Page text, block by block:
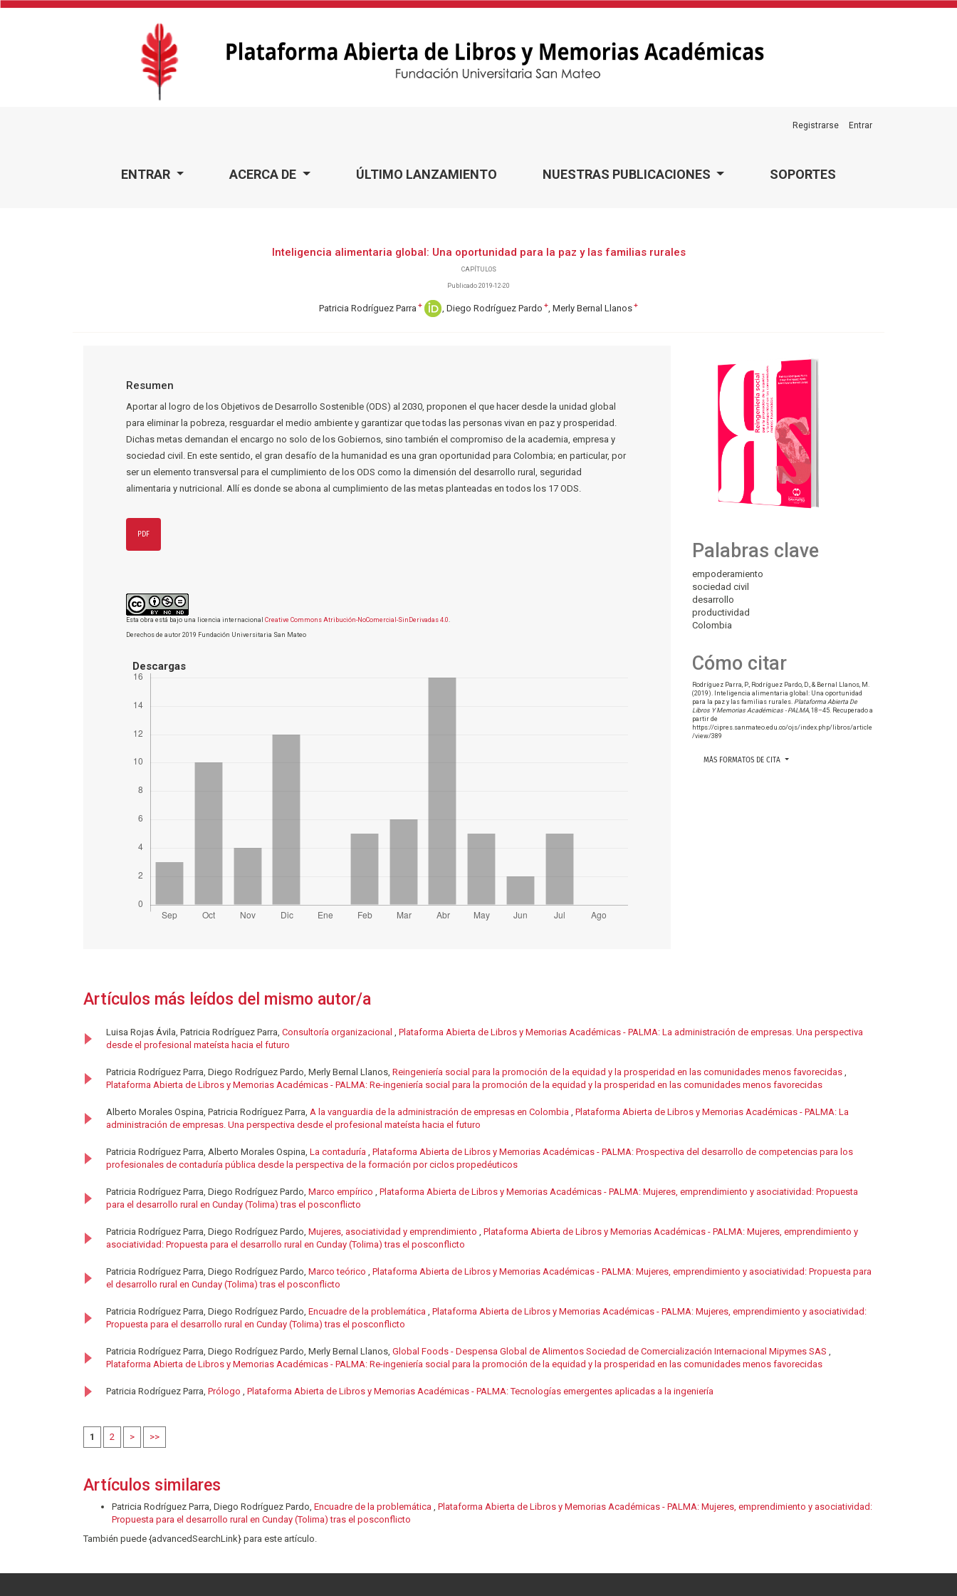
ENTRAR ACERCA DE ÚLTIMO LANZAMIENTO NUESTRAS PUBLICACIONES SOPORTES
Registrarse Entrar
Inteligencia alimentaria global: Una oportunidad para la paz y las familias rurales
CAPÍTULOS
Publicado 2019-12-20
Patricia Rodríguez Parra + Diego Rodríguez Pardo + Merly Bernal Llanos+
Palabras clave
empoderamiento
sociedad civil
desarrollo
productividad
Colombia
Cómo citar
Rodríguez Parra, P., Rodríguez Pardo, D., & Bernal Llanos, M.
(2019). Inteligencia alimentaria global: Una oportunidad
para la paz y las familias rurales. Plataforma Abierta De
Libros Y Memorias Académicas - PALMA , 18–45. Recuperado a
partir de
https://cipres.sanmateo.edu.co/ojs/index.php/libros/article
/view/389
MÁS FORMATOS DE CITA
Resumen
Aportar al logro de los Objetivos de Desarrollo Sostenible (ODS) al 2030, proponen el que hacer desde la unidad global
para eliminar la pobreza, resguardar el medio ambiente y garantizar que todas las personas vivan en paz y prosperidad.
Dichas metas demandan el encargo no solo de los Gobiernos, sino también el compromiso de la academia, empresa y
sociedad civil. En este sentido, el gran desafío de la humanidad es una gran oportunidad para Colombia; en particular, por
ser un elemento transversal para el cumplimiento de los ODS como la dimensión del desarrollo rural, seguridad
alimentaria y nutricional. Allí es donde se abona al cumplimiento de las metas planteadas en todos los 17 ODS.
PDF
Esta obra está bajo una licencia internacional Creative Commons Atribución-NoComercial-SinDerivadas 4.0.
Derechos de autor 2019 Fundación Universitaria San Mateo
Descargas
Artículos más leídos del mismo autor/a
Luisa Rojas Ávila, Patricia Rodríguez Parra, Consultoría organizacional , Plataforma Abierta de Libros y Memorias Académicas - PALMA: La administración de empresas. Una perspectiva
desde el profesional mateísta hacia el futuro
Patricia Rodríguez Parra, Diego Rodríguez Pardo, Merly Bernal Llanos, Reingeniería social para la promoción de la equidad y la prosperidad en las comunidades menos favorecidas ,
Plataforma Abierta de Libros y Memorias Académicas - PALMA: Re-ingeniería social para la promoción de la equidad y la prosperidad en las comunidades menos favorecidas
Alberto Morales Ospina, Patricia Rodríguez Parra, A la vanguardia de la administración de empresas en Colombia , Plataforma Abierta de Libros y Memorias Académicas - PALMA: La
administración de empresas. Una perspectiva desde el profesional mateísta hacia el futuro
Patricia Rodríguez Parra, Alberto Morales Ospina, La contaduría , Plataforma Abierta de Libros y Memorias Académicas - PALMA: Prospectiva del desarrollo de competencias para los
profesionales de contaduría pública desde la perspectiva de la formación por ciclos propedéuticos
Patricia Rodríguez Parra, Diego Rodríguez Pardo, Marco empírico , Plataforma Abierta de Libros y Memorias Académicas - PALMA: Mujeres, emprendimiento y asociatividad: Propuesta
para el desarrollo rural en Cunday (Tolima) tras el posconflicto
Patricia Rodríguez Parra, Diego Rodríguez Pardo, Mujeres, asociatividad y emprendimiento , Plataforma Abierta de Libros y Memorias Académicas - PALMA: Mujeres, emprendimiento y
asociatividad: Propuesta para el desarrollo rural en Cunday (Tolima) tras el posconflicto
Patricia Rodríguez Parra, Diego Rodríguez Pardo, Marco teórico , Plataforma Abierta de Libros y Memorias Académicas - PALMA: Mujeres, emprendimiento y asociatividad: Propuesta para
el desarrollo rural en Cunday (Tolima) tras el posconflicto
Patricia Rodríguez Parra, Diego Rodríguez Pardo, Encuadre de la problemática , Plataforma Abierta de Libros y Memorias Académicas - PALMA: Mujeres, emprendimiento y asociatividad:
Propuesta para el desarrollo rural en Cunday (Tolima) tras el posconflicto
Patricia Rodríguez Parra, Diego Rodríguez Pardo, Merly Bernal Llanos, Global Foods - Despensa Global de Alimentos Sociedad de Comercialización Internacional Mipymes SAS ,
Plataforma Abierta de Libros y Memorias Académicas - PALMA: Re-ingeniería social para la promoción de la equidad y la prosperidad en las comunidades menos favorecidas
Patricia Rodríguez Parra, Prólogo , Plataforma Abierta de Libros y Memorias Académicas - PALMA: Tecnologías emergentes aplicadas a la ingeniería
1 2 > >>
Artículos similares
Patricia Rodríguez Parra, Diego Rodríguez Pardo, Encuadre de la problemática , Plataforma Abierta de Libros y Memorias Académicas - PALMA: Mujeres, emprendimiento y asociatividad:
Propuesta para el desarrollo rural en Cunday (Tolima) tras el posconflicto
También puede {advancedSearchLink} para este artículo.